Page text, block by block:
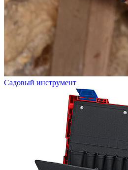
Садовый инструмент